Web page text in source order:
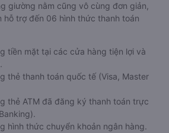
giường nằm cũng vô cùng đơn giản,
hỗ trợ đến 06 hình thức thanh toán
tiền mặt tại các cửa hàng tiện lợi và
thẻ thanh toán quốc tế (Visa, Master
thẻ ATM đã đăng ký thanh toán trực
hình thức chuyển khoản ngân hàng.